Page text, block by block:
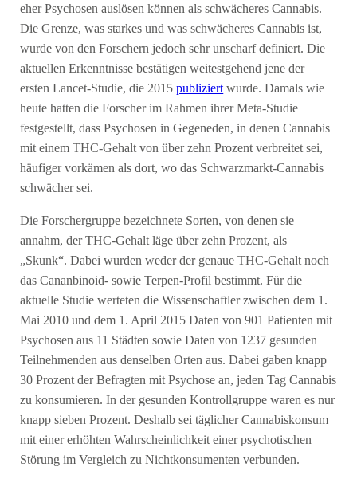
eher Psychosen auslösen können als schwächeres Cannabis.
Die Grenze, was starkes und was schwächeres Cannabis ist,
wurde von den Forschern jedoch sehr unscharf definiert. Die
aktuellen Erkenntnisse bestätigen weitestgehend jene der
ersten Lancet-Studie, die 2015publiziertwurde. Damals wie
heute hatten die Forscher im Rahmen ihrer Meta-Studie
festgestellt, dass Psychosen in Gegeneden, in denen Cannabis
mit einem THC-Gehalt von über zehn Prozent verbreitet sei,
häufiger vorkämen als dort, wo das Schwarzmarkt-Cannabis
schwächer sei.
Die Forschergruppe bezeichnete Sorten, von denen sie
annahm, der THC-Gehalt läge über zehn Prozent, als
„Skunk“. Dabei wurden weder der genaue THC-Gehalt noch
das Cananbinoid- sowie Terpen-Profil bestimmt. Für die
aktuelle Studie werteten die Wissenschaftler zwischen dem 1.
Mai 2010 und dem 1. April 2015 Daten von 901 Patienten mit
Psychosen aus 11 Städten sowie Daten von 1237 gesunden
Teilnehmenden aus denselben Orten aus. Dabei gaben knapp
30 Prozent der Befragten mit Psychose an, jeden Tag Cannabis
zu konsumieren. In der gesunden Kontrollgruppe waren es nur
knapp sieben Prozent. Deshalb sei täglicher Cannabiskonsum
mit einer erhöhten Wahrscheinlichkeit einer psychotischen
Störung im Vergleich zu Nichtkonsumenten verbunden.